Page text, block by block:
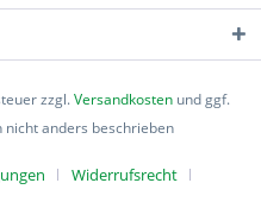
zzgl.Versandkosten und ggf.
nicht anders beschrieben
Widerrufsrecht